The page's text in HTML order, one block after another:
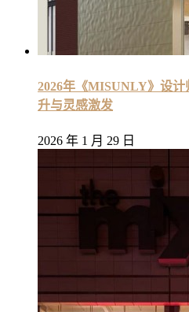
2026年《MISUNLY》设
升与灵感激发
2026 年 1 月 29 日